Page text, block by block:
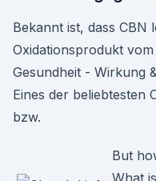
Bekannt ist, dass
Oxidationsprodukt
Gesundheit - Wirkung
Eines der beliebtesten
bzw.
But
What